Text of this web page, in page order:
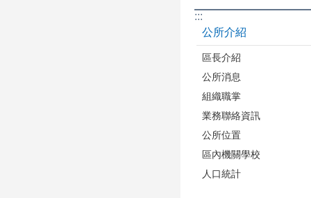
:::
公所介紹
區長介紹
公所消息
組織職掌
業務聯絡資訊
公所位置
區內機關學校
人口統計